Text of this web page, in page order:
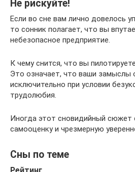
Не рискуйте!
Если во сне вам лично довелось
то сонник полагает, что вы
небезопасное предприятие.
К чему снится, что вы
Это означает, что ваши замыслы
исключительно при условии
трудолюбия.
Иногда этот сновидийный
самооценку и чрезмерную
Сны по теме
Рейтинг